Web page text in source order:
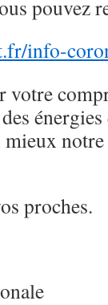
pouvez
info-
proches.